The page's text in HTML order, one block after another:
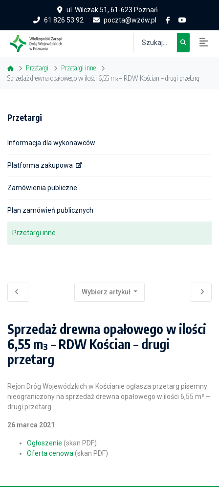
ul. Wilczak 51, 61-623 Poznań
61 826 53 92
poczta@wzdw.pl
Przetargi
Przetargi inne
Sprzedaż drewna opałowego w ilości 6,55 m³ – RDW Kościan – drugi przetarg
Przetargi
Informacja dla wykonawców
Platforma zakupowa
Zamówienia publiczne
Plan zamówień publicznych
Przetargi inne
Wybierz artykuł
Sprzedaż drewna opałowego w ilości
6,55 m³ – RDW Kościan – drugi
przetarg
Rejon Dróg Wojewódzkich w Kościanie ogłasza przetarg pisemny
nieograniczony na sprzedaż drewna opałowego w ilości 6,55 m³ –
drugi przetarg.
26 marca 2021
Ogłoszenie (skan PDF)
Oferta cenowa (skan PDF)